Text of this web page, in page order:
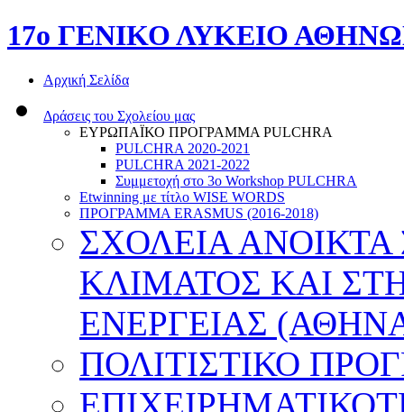
17o ΓΕΝΙΚΟ ΛΥΚΕΙΟ
Αρχική Σελίδα
Δράσεις του Σχολείου μας
ΕΥΡΩΠΑΪΚΟ ΠΡΟΓΡΑΜΜΑ PULCHRA
PULCHRA 2020-2021
PULCHRA 2021-2022
Συμμετοχή στο 3ο Workshop PULCHRA
Etwinning με τίτλο WISE WORDS
ΠΡΟΓΡΑΜΜΑ ERASMUS (2016-2018)
ΣΧΟΛΕΙΑ
ΚΛΙΜΑΤΟΣ ΚΑΙ
ΕΝΕΡΓΕΙΑΣ
ΠΟΛΙΤΙΣΤΙΚΟ